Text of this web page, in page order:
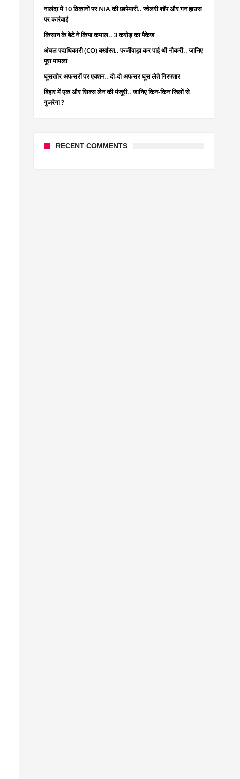
नालंदा में 10 ठिकानों पर NIA की छापेमारी.. ज्वेलरी शॉप और गन हाउस
पर कार्रवाई
किसान के बेटे ने किया कमाल.. 3 करोड़ का पैकेज
अंचल पदाधिकारी (CO) बर्खास्त.. फर्जीवाड़ा कर पाई थी नौकरी.. जानिए
पूरा मामला
घूसखोर अफसरों पर एक्शन.. दो-दो अफसर घूस लेते गिरफ्तार
बिहार में एक और सिक्स लेन की मंजूरी.. जानिए किन-किन जिलों से
गुजरेगा ?
RECENT COMMENTS